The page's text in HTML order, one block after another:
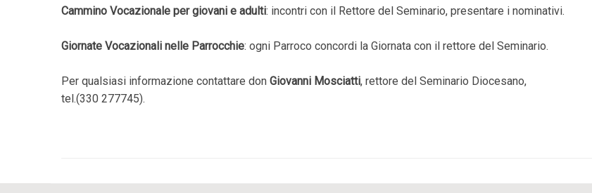
Cammino Vocazionale per giovani e adulti: incontri con il Rettore del Seminario, presentare i nominativi.
Giornate Vocazionali nelle Parrocchie: ogni Parroco concordi la Giornata con il rettore del Seminario.
Per qualsiasi informazione contattare don Giovanni Mosciatti, rettore del Seminario Diocesano,
tel.(330 277745).